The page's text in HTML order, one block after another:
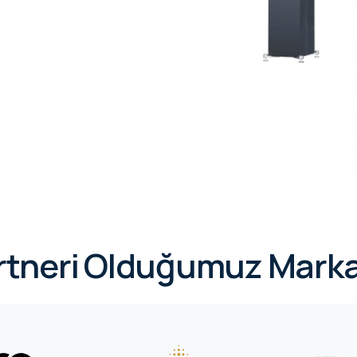
Olduğumuz